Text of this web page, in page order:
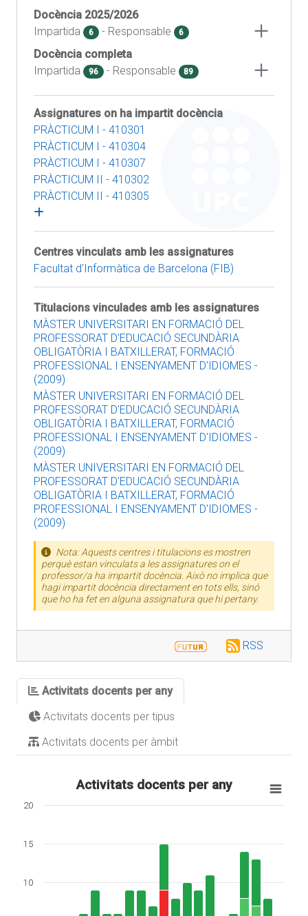
Docència 2025/2026
Impartida
6 - Responsable 6
Docència completa
Impartida
96 - Responsable 89
Assignatures on ha impartit docència
PRÀCTICUM I - 410301
PRÀCTICUM I - 410304
PRÀCTICUM I - 410307
PRÀCTICUM II - 410302
PRÀCTICUM II - 410305
Centres vinculats amb les assignatures
Facultat d'Informàtica de Barcelona (FIB)
Titulacions vinculades amb les assignatures
MÀSTER UNIVERSITARI EN FORMACIÓ DEL
PROFESSORAT D'EDUCACIÓ SECUNDÀRIA
OBLIGATÒRIA I BATXILLERAT, FORMACIÓ
PROFESSIONAL I ENSENYAMENT D'IDIOMES -
(2009)
MÀSTER UNIVERSITARI EN FORMACIÓ DEL
PROFESSORAT D'EDUCACIÓ SECUNDÀRIA
OBLIGATÒRIA I BATXILLERAT, FORMACIÓ
PROFESSIONAL I ENSENYAMENT D'IDIOMES -
(2009)
MÀSTER UNIVERSITARI EN FORMACIÓ DEL
PROFESSORAT D'EDUCACIÓ SECUNDÀRIA
OBLIGATÒRIA I BATXILLERAT, FORMACIÓ
PROFESSIONAL I ENSENYAMENT D'IDIOMES -
(2009)
Nota: Aquests centres i titulacions es mostren
perquè estan vinculats a les assignatures on el
professor/a ha impartit docència. Això no implica que
hagi impartit docència directament en tots ells, sinó
que ho ha fet en alguna assignatura que hi pertany.
RSS
Activitats docents per any
Activitats docents per tipus
Activitats docents per àmbit
Activitats docents per any
10
15
20